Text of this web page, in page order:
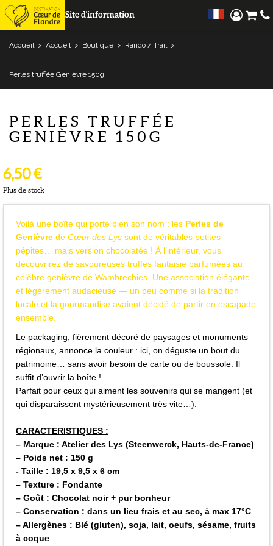
Site d'information
Accueil > Accueil > Boutique > Rando / Trail >
Perles truffée Genièvre 150g
PERLES TRUFFÉE
GENIÈVRE 150G
6,50 €
Plus de stock
Voilà une boîte qui porte bien son nom : les Perles de
Genièvre de Cœur des Lys sont de véritables petites
pépites… mais version chocolatée ! À l’intérieur, vous
découvrirez de savoureuses truffes fantaisie parfumées au
célèbre genièvre de Wambrechies. Une association élégante
et légèrement audacieuse — un peu comme si la tradition
locale et la gourmandise avaient décidé de partir en escapade
ensemble.
Le packaging, fièrement décoré de paysages et monuments
régionaux, annonce la couleur : ici, on déguste un bout du
patrimoine… sans avoir besoin de carte ou de boussole. Il
suffit d’ouvrir la boîte !
Parfait pour ceux qui aiment les souvenirs qui se mangent (et
qui disparaissent mystérieusement très vite…).
CARACTERISTIQUES :
– Marque : Atelier des Lys (Steenwerck, Hauts-de-France)
– Poids net : 150 g
- Taille : 19,5 x 9,5 x 6 cm
– Texture : Fondante
– Goût : Chocolat noir + pur bonheur
– Conservation : dans un lieu frais et au sec, à max 17°C
– Allergènes : Blé (gluten), soja, lait, oeufs, sésame, fruits
à coque